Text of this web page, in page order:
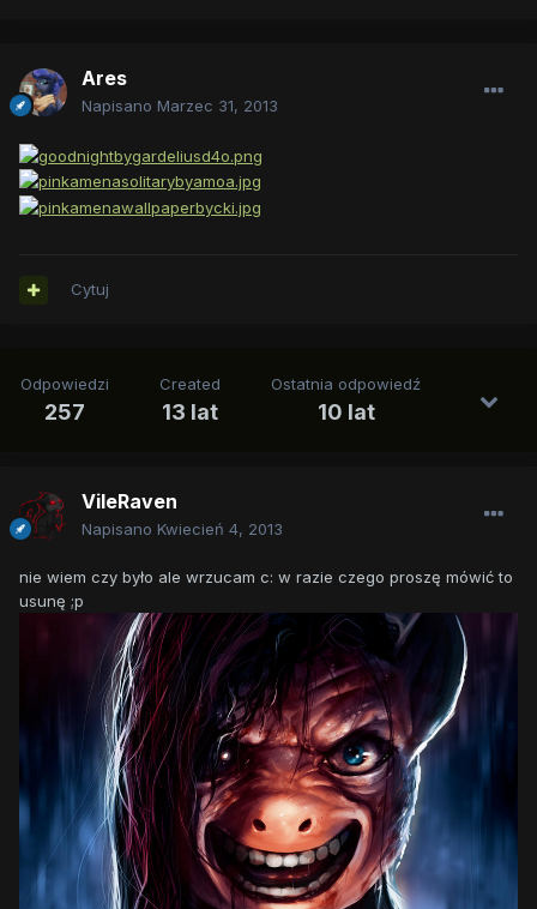
Ares
Napisano Marzec 31, 2013
Cytuj
Odpowiedzi
257
Created
13 lat
Ostatnia odpowiedź
10 lat
VileRaven
Napisano Kwiecień 4, 2013
nie wiem czy było ale wrzucam c: w razie czego proszę mówić to
usunę ;p